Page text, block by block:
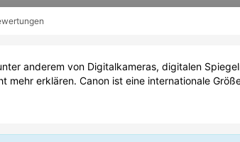
anderem von Digitalkameras, digitalen
erklären. Canon ist eine internationale